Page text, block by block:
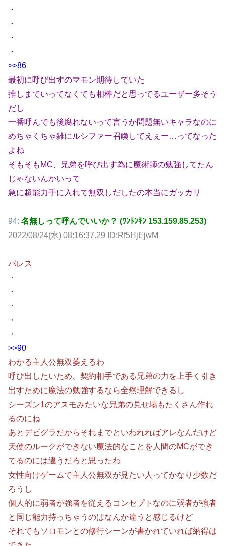
・
・
・
・
>>86
最初に呼び出すのマモン期待していた
推しまでいってなくても相棒だと思ってるユーザー多そう
だし
一番呼んでも後腐れないって言うか問題無いキャラなのに
めちゃくちゃ雑にルシファー召喚してえぇー…ってなった
よね
そもそもMC、兄弟を呼び出す為に魔術師の勉強してたん
じゃないんかいって
急に超能力手に入れて無双しだしたの本当にガッカリ
94: 名無しって呼んでいいか？ (ﾜﾝﾄﾝｷﾝ 153.159.85.253)
2022/08/24(水) 08:16:37.29 ID:Rf5HjEjwM
バレス
・
・
・
・
・
>>90
わかる主人公無双萎えるわ
呼び出したいため、契約相手である兄弟の力を上手く引き
出すために魔法の勉強するなら全然理解できるし
シーズン1のアスモみたいな兄弟の見せ場もたくさん作れ
るのにね
あとデビグラだからそれまでといわれればアレなんだけど
天使のルークができない魔法的なことを人間のMCができ
てるのには違うだろと思ったわ
女性向けゲームで主人公無双が見たい人ってかなり少数だ
ろうし
個人的に弱者が強者を従えるコンセプトなのに弱者が強者
と同じ能力持っちゃうのはなんか違うと感じるけど
それでもソロモンとの修行シーンが書かれていれば納得は